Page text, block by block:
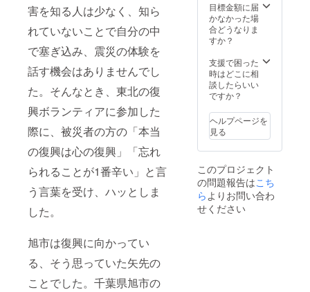
害を知る人は少なく、知ら
れていないことで自分の中
で塞ぎ込み、震災の体験を
話す機会はありませんでし
た。そんなとき、東北の復
興ボランティアに参加した
際に、被災者の方の「本当
の復興は心の復興」「忘れ
られることが1番辛い」と言
う言葉を受け、ハッとしま
した。
旭市は復興に向かってい
る、そう思っていた矢先の
ことでした。千葉県旭市の
目標金額に届
かなかった場
合どうなりま
すか？
支援で困った
時はどこに相
談したらいい
ですか？
ヘルプページを
見る
このプロジェクト
の問題報告はこち
らよりお問い合わ
せください